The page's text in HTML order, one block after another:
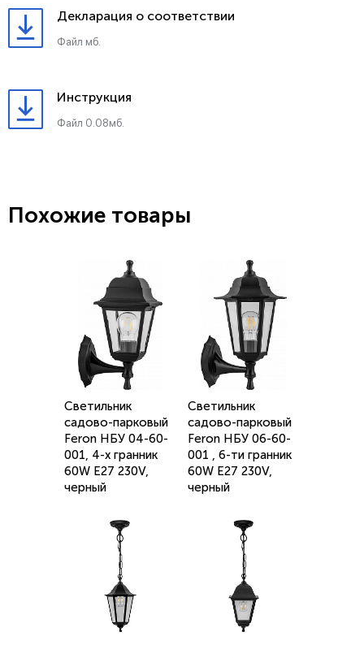
Декларация о соответствии
Файл мб.
Инструкция
Файл 0.08мб.
Похожие товары
Светильник
садово-парковый
Feron НБУ 04-60-
001, 4-х гранник
60W E27 230V,
черный
Светильник
садово-парковый
Feron НБУ 06-60-
001 , 6-ти гранник
60W E27 230V,
черный